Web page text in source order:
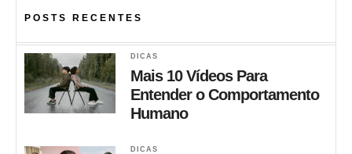
POSTS RECENTES
DICAS
Mais 10 Vídeos Para
Entender o Comportamento
Humano
DICAS